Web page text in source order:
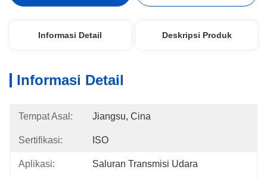
Informasi Detail Deskripsi Produk
Informasi Detail
Tempat Asal: Jiangsu, Cina
Sertifikasi: ISO
Aplikasi: Saluran Transmisi Udara